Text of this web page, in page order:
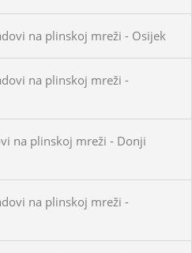
na plinskoj mreži - Osijek
na plinskoj mreži -
na plinskoj mreži - Donji
na plinskoj mreži -